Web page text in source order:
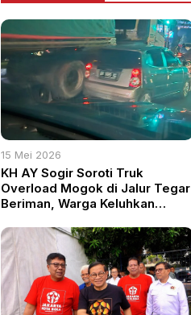
15 Mei 2026
KH AY Sogir Soroti Truk
Overload Mogok di Jalur Tegar
Beriman, Warga Keluhkan